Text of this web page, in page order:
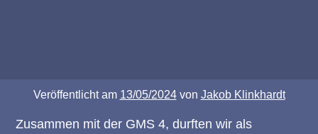
Veröffentlicht am 13/05/2024von Jakob Klinkhardt
Zusammen mit der GMS 4, durften wir als